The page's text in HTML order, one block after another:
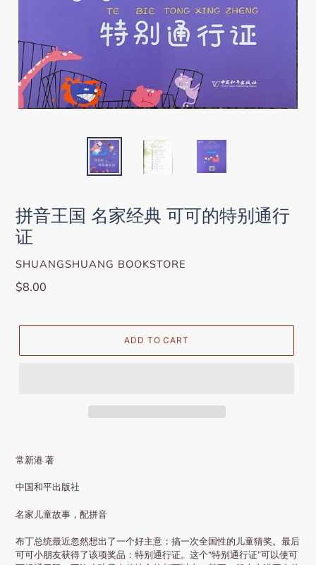
拼音王国 名家经典 可可的特别通行
证
VENDOR
SHUANGSHUANG BOOKSTORE
Regular
$8.00
ADD TO CART
常新港 著
中国和平出版社
名家儿童故事，配拼音
布丁总统最近忽然想出了一个好主意：搞一次全国性的儿童猜奖。最后
可可小朋友获得了该项奖品：特别通行证。这个“特别通行证”可以使可